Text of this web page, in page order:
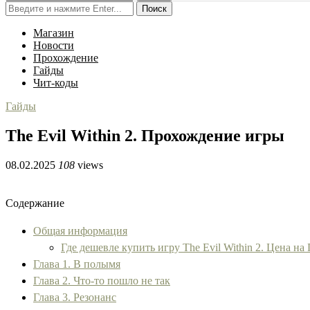
Поиск
Магазин
Новости
Прохождение
Гайды
Чит-коды
Гайды
The Evil Within 2. Прохождение игры
08.02.2025 108 views
Содержание
Общая информация
Где дешевле купить игру The Evil Within 2. Цена
Глава 1. В полымя
Глава 2. Что-то пошло не так
Глава 3. Резонанс